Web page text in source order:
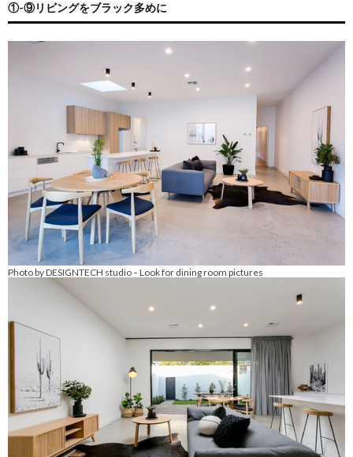
①-⑨リビングをブラック多めに
Photo by DESIGNTECH studio–Look for dining room pictures